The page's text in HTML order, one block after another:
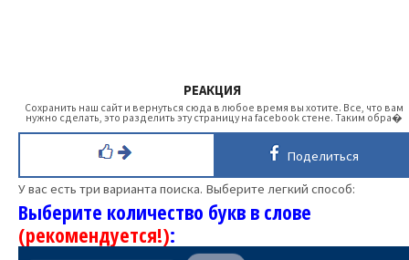
РЕАКЦИЯ
Сохранить наш сайт и вернуться сюда в любое время вы хотите. Все, что вам
нужно сделать, это разделить эту страницу на facebook стене. Таким обра�
Поделиться
У вас есть три варианта поиска. Выберите легкий способ:
Выберите количество букв в слове
(рекомендуется!):